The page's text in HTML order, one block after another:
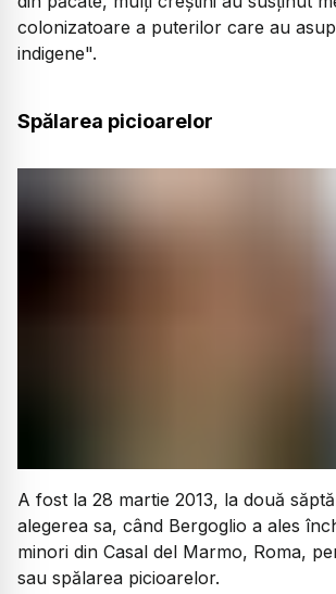
colonizatoare a puterilor care au
indigene".
Spălarea picioarelor
A fost la 28 martie 2013, la două
alegerea sa, când Bergoglio a ales
minori din Casal del Marmo, Roma,
sau spălarea picioarelor.